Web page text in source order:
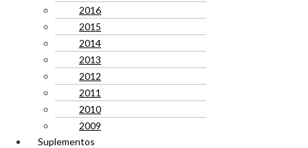
2016
2015
2014
2013
2012
2011
2010
2009
Suplementos